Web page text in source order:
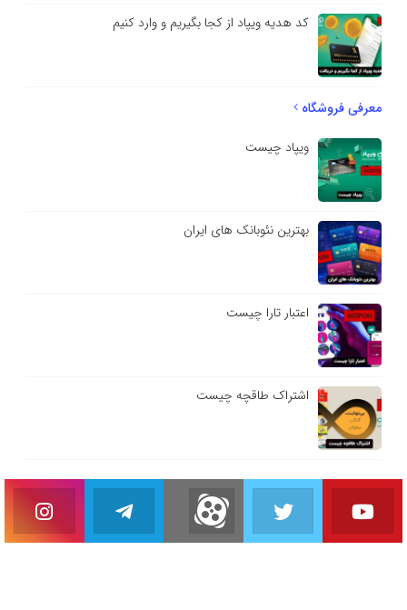
کد هدیه ویپاد از کجا بگیریم و وارد کنیم
معرفی فروشگاه
ویپاد چیست
بهترین نئوبانک های ایران
اعتبار تارا چیست
اشتراک طاقچه چیست